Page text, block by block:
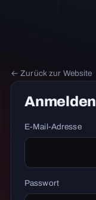
← Zurück zur Website
Anmelden
E-Mail-Adresse
Passwort